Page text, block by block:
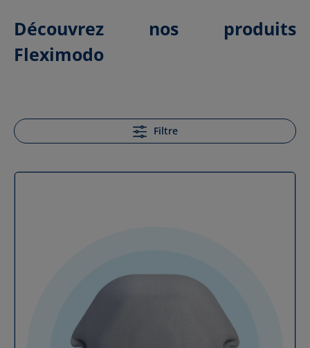
Découvrez nos produits
Fleximodo
Filtre